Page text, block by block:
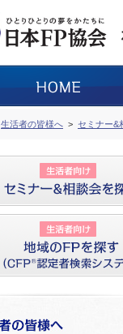
生活者の皆様へ セミナー&